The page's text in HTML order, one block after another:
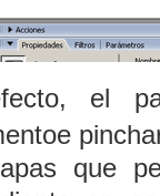
el
que